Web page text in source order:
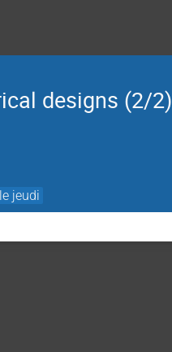
designs (2/2)
jeudi